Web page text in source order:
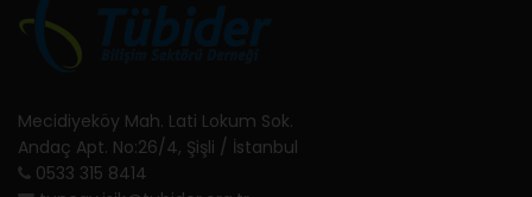
Mecidiyeköy Mah. Lati Lokum Sok.
Andaç Apt. No:26/4, Şişli / İstanbul
0533 315 8414